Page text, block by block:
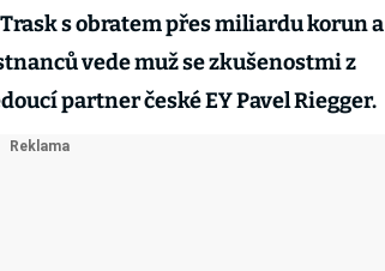
s obratem přes miliardu korun a
vede muž se zkušenostmi z
partner české EY Pavel Riegger.